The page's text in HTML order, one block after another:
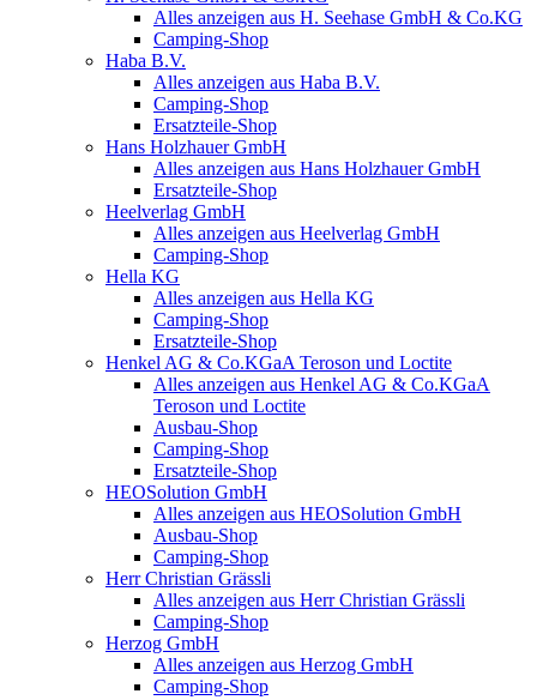
Alles anzeigen aus H. Seehase GmbH & Co.KG
Camping-Shop
Haba B.V.
Alles anzeigen aus Haba B.V.
Camping-Shop
Ersatzteile-Shop
Hans Holzhauer GmbH
Alles anzeigen aus Hans Holzhauer GmbH
Ersatzteile-Shop
Heelverlag GmbH
Alles anzeigen aus Heelverlag GmbH
Camping-Shop
Hella KG
Alles anzeigen aus Hella KG
Camping-Shop
Ersatzteile-Shop
Henkel AG & Co.KGaA Teroson und Loctite
Alles anzeigen aus Henkel AG & Co.KGaA
Teroson und Loctite
Ausbau-Shop
Camping-Shop
Ersatzteile-Shop
HEOSolution GmbH
Alles anzeigen aus HEOSolution GmbH
Ausbau-Shop
Camping-Shop
Herr Christian Grässli
Alles anzeigen aus Herr Christian Grässli
Camping-Shop
Herzog GmbH
Alles anzeigen aus Herzog GmbH
Camping-Shop